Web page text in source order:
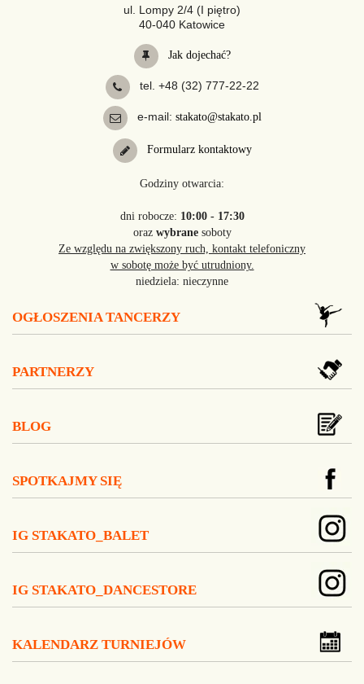
ul. Lompy 2/4 (I piętro)
40-040 Katowice
Jak dojechać?
tel. +48 (32) 777-22-22
e-mail: stakato@stakato.pl
Formularz kontaktowy
Godziny otwarcia:
dni robocze: 10:00 - 17:30
oraz wybranesoboty
Ze względu na zwiększony ruch, kontakt telefoniczny
w sobotę może być utrudniony.
niedziela: nieczynne
OGŁOSZENIA TANCERZY
PARTNERZY
BLOG
SPOTKAJMY SIĘ
IG STAKATO_BALET
IG STAKATO_DANCESTORE
KALENDARZ TURNIEJÓW